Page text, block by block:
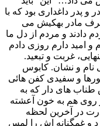
و پدر داغداری بود که با
حرف مادر بهکیش می
دادند و مردم از دل ما
امید دارم روزی دادم
غربت و تبعید.
نام و نشان. کابوس
و سفیدی کفن هائی
طناب های دار که به
روی هم به خون آعشته
در آخرین لحظه
و غمگنانه اش را لمس